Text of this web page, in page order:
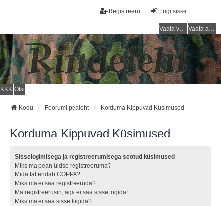
Logi sisse
Registreeru
Vaata vastamata teemasi Vaata aktiivseid teemasid
KKK Otsi
Kodu Foorumi pealeht Korduma Kippuvad Küsimused
Korduma Kippuvad Küsimused
Sisselogimisega ja registreerumisega seotud küsimused
Miks ma pean üldse registreeruma?
Mida tähendab COPPA?
Miks ma ei saa registreeruda?
Ma registreerusin, aga ei saa sisse logida!
Miks ma ei saa sisse logida?